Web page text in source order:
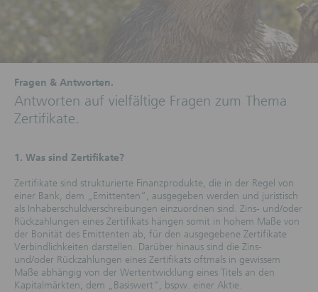
Fragen & Antworten.
Antworten auf vielfältige Fragen zum Thema
Zertifikate.
1. Was sind Zertifikate?
Zertifikate sind strukturierte Finanzprodukte, die in der Regel von
einer Bank, dem „Emittenten“, ausgegeben werden und juristisch
als Inhaberschuldverschreibungen einzuordnen sind. Zins- und/oder
Rückzahlungen eines Zertifikats hängen somit in hohem Maße von
der Bonität des Emittenten ab, für den ausgegebene Zertifikate
Verbindlichkeiten darstellen. Darüber hinaus sind die Zins-
und/oder Rückzahlungen eines Zertifikats oftmals in gewissem
Maße abhängig von der Wertentwicklung eines Titels an den
Kapitalmärkten, dem „Basiswert“, bspw. einer Aktie.